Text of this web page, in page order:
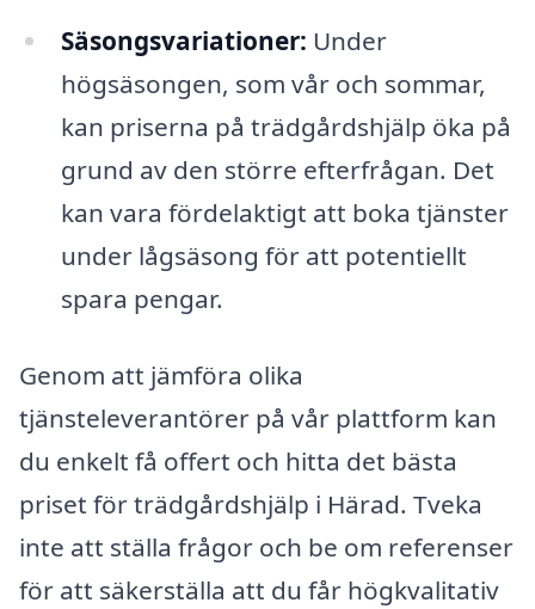
Säsongsvariationer: Under
högsäsongen, som vår och sommar,
kan priserna på trädgårdshjälp öka på
grund av den större efterfrågan. Det
kan vara fördelaktigt att boka tjänster
under lågsäsong för att potentiellt
spara pengar.
Genom att jämföra olika
tjänsteleverantörer på vår plattform kan
du enkelt få offert och hitta det bästa
priset för trädgårdshjälp i Härad. Tveka
inte att ställa frågor och be om referenser
för att säkerställa att du får högkvalitativ